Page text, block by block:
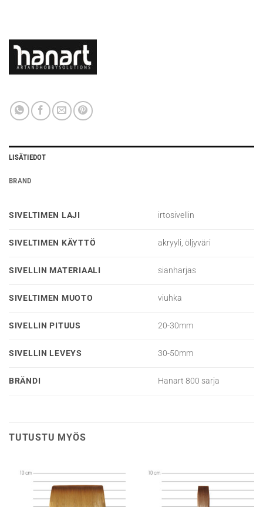
LISÄTIEDOT
BRAND
SIVELTIMEN LAJI irtosivellin
SIVELTIMEN KÄYTTÖ akryyli, öljyväri
SIVELLIN MATERIAALI sianharjas
SIVELTIMEN MUOTO viuhka
SIVELLIN PITUUS 20-30mm
SIVELLIN LEVEYS 30-50mm
BRÄNDI Hanart 800 sarja
TUTUSTU MYÖS